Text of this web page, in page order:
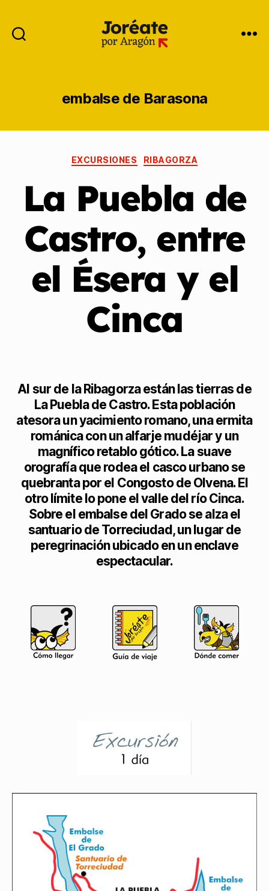
embalse de Barasona
EXCURSIONES RIBAGORZA
La Puebla de
Castro, entre
el Ésera y el
Cinca
Al sur de la Ribagorza están las tierras de
La Puebla de Castro. Esta población
atesora un yacimiento romano, una ermita
románica con un alfarje mudéjar y un
magnífico retablo gótico. La suave
orografía que rodea el casco urbano se
quebranta por el Congosto de Olvena. El
otro límite lo pone el valle del río Cinca.
Sobre el embalse del Grado se alza el
santuario de Torreciudad, un lugar de
peregrinación ubicado en un enclave
espectacular.